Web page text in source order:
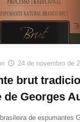
24 de novembro de
brut
de Georges
de espumantes